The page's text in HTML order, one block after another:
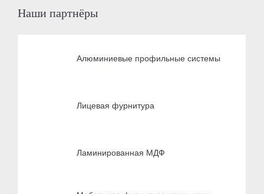
Наши партнёры
Алюминиевые профильные системы
Лицевая фурнитура
Ламинированная МДФ